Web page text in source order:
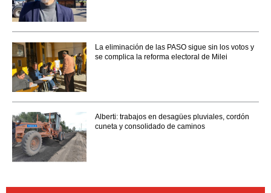
La eliminación de las PASO sigue sin los votos y
se complica la reforma electoral de Milei
Alberti: trabajos en desagües pluviales, cordón
cuneta y consolidado de caminos